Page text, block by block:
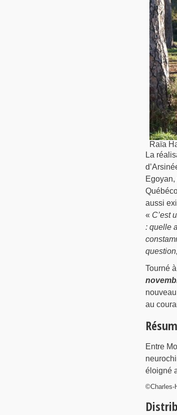
Raïa
La
aussi
« C’est
: quelle
Tourné
au
Entre
éloigné
©Charles-